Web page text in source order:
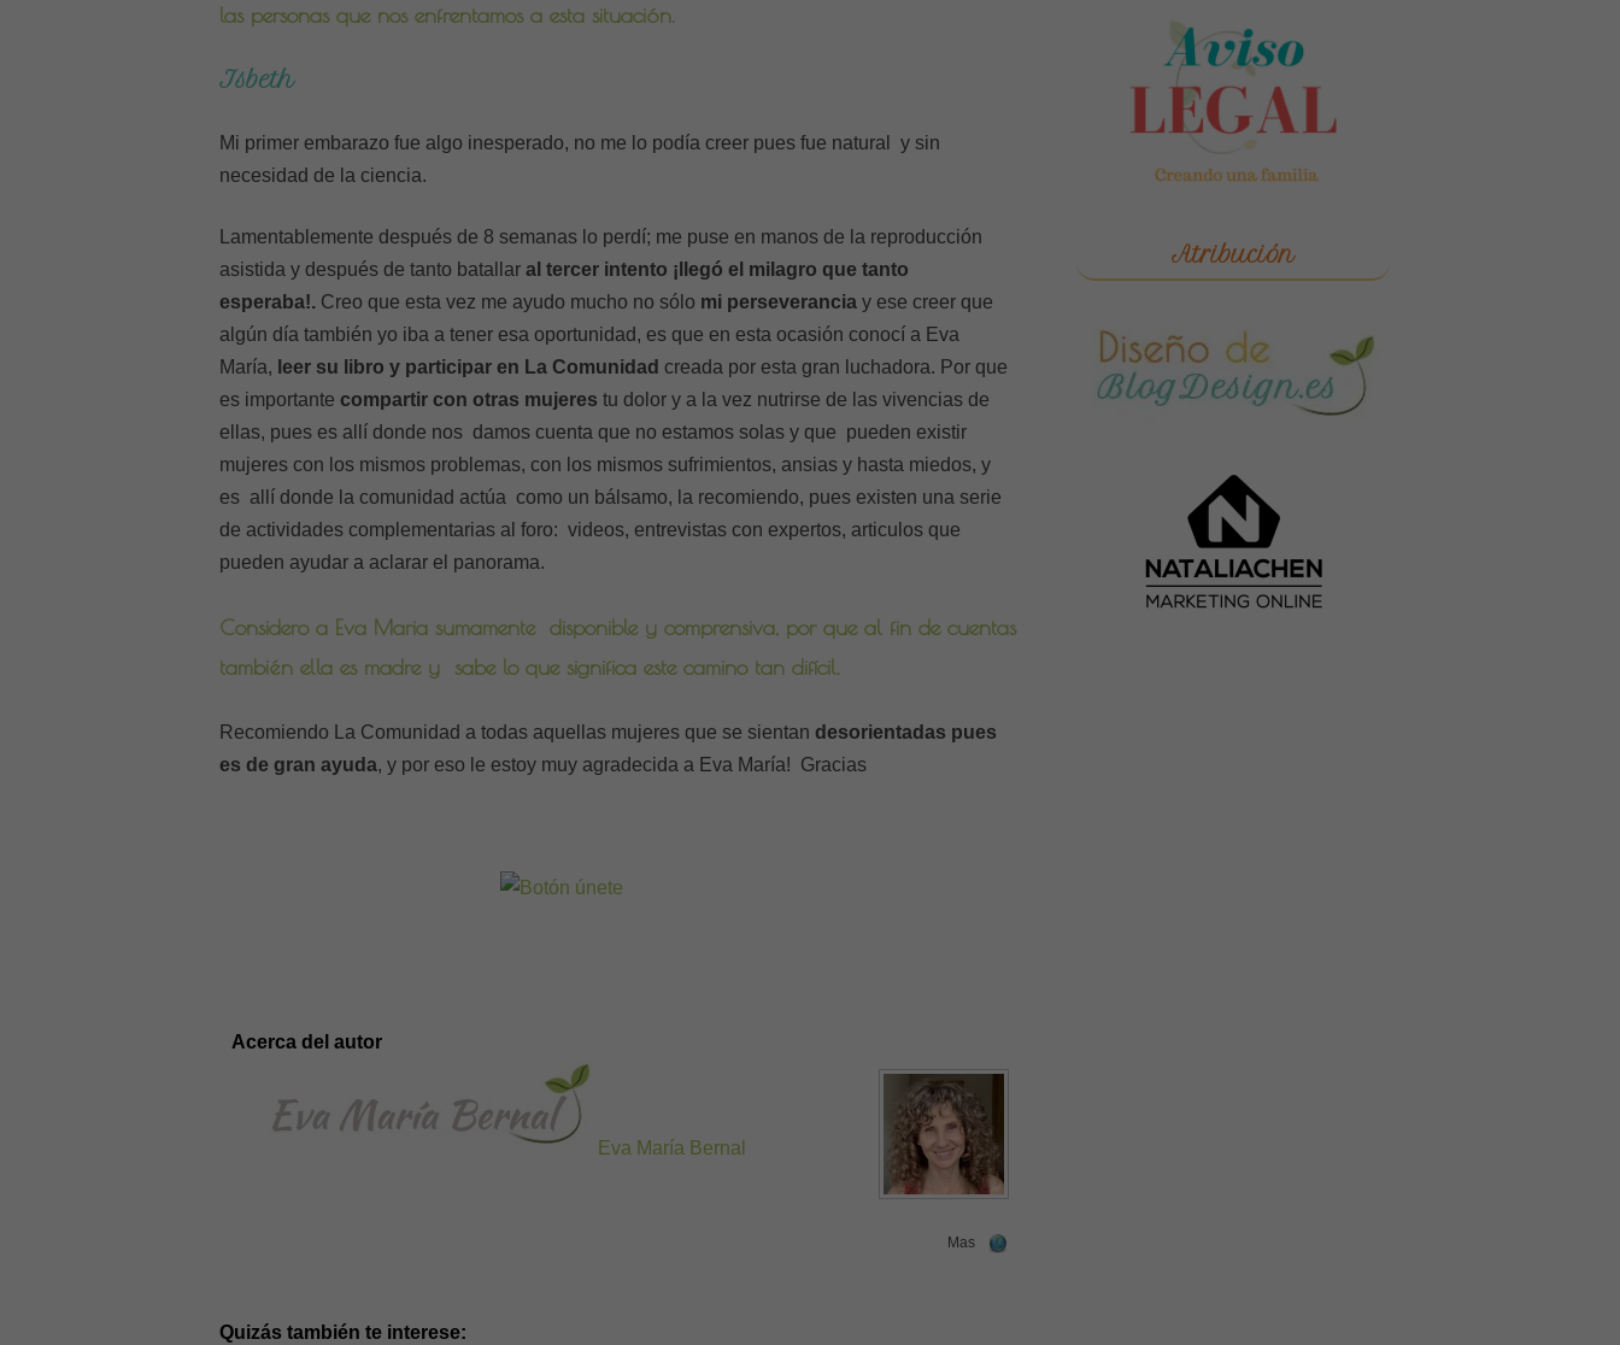
las personas que nos enfrentamos a esta situación.
Isbeth
Mi primer embarazo fue algo inesperado, no me lo podía creer pues fue natural y sin
necesidad de la ciencia.
Lamentablemente después de 8 semanas lo perdí; me puse en manos de la reproducción
asistida y después de tanto batallar al tercer intento ¡llegó el milagro que tanto
esperaba!. Creo que esta vez me ayudo mucho no sólo mi perseverancia y ese creer que
algún día también yo iba a tener esa oportunidad, es que en esta ocasión conocí a Eva
María, leer su libro y participar en La Comunidad creada por esta gran luchadora. Por que
es importante compartir con otras mujeres tu dolor y a la vez nutrirse de las vivencias de
ellas, pues es allí donde nos damos cuenta que no estamos solas y que pueden existir
mujeres con los mismos problemas, con los mismos sufrimientos, ansias y hasta miedos, y
es allí donde la comunidad actúa como un bálsamo, la recomiendo, pues existen una serie
de actividades complementarias al foro: videos, entrevistas con expertos, articulos que
pueden ayudar a aclarar el panorama.
Considero a Eva Maria sumamente disponible y comprensiva, por que al fin de cuentas
también ella es madre y sabe lo que significa este camino tan difícil.
Recomiendo La Comunidad a todas aquellas mujeres que se sientan desorientadas pues
es de gran ayuda, y por eso le estoy muy agradecida a Eva María! Gracias
Acerca del autor
Eva María Bernal
Mas
Quizás también te interese:
Atribución